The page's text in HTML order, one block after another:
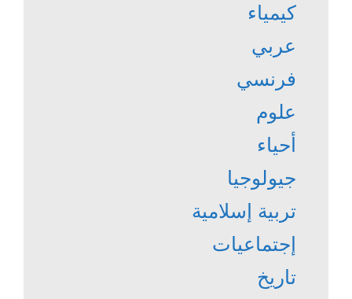
كيمياء
عربي
فرنسي
علوم
أحياء
جيولوجيا
تربية إسلامية
إجتماعيات
تاريخ